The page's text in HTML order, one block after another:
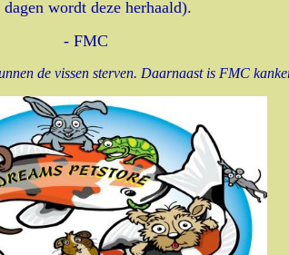
dagen wordt deze herhaald).
- FMC
de vissen sterven. Daarnaast is FMC